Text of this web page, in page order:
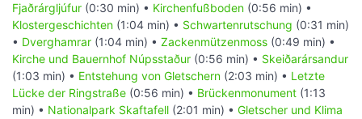
Fjaðrárgljúfur (0:30 min) • Kirchenfußboden (0:56 min) •
Klostergeschichten (1:04 min) • Schwartenrutschung (0:31 min)
• Dverghamrar (1:04 min) • Zackenmützenmoss (0:49 min) •
Kirche und Bauernhof Núpsstaður (0:56 min) • Skeiðarársandur
(1:03 min) • Entstehung von Gletschern (2:03 min) • Letzte
Lücke der Ringstraße (0:56 min) • Brückenmonument (1:13
min) • Nationalpark Skaftafell (2:01 min) • Gletscher und Klima